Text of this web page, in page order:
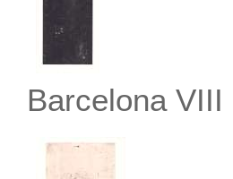
Barcelona VIII